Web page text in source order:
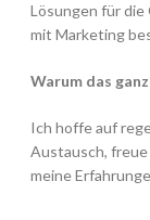
Lösungen für
mit Marketing
Warum das
Ich hoffe auf
Austausch,
meine